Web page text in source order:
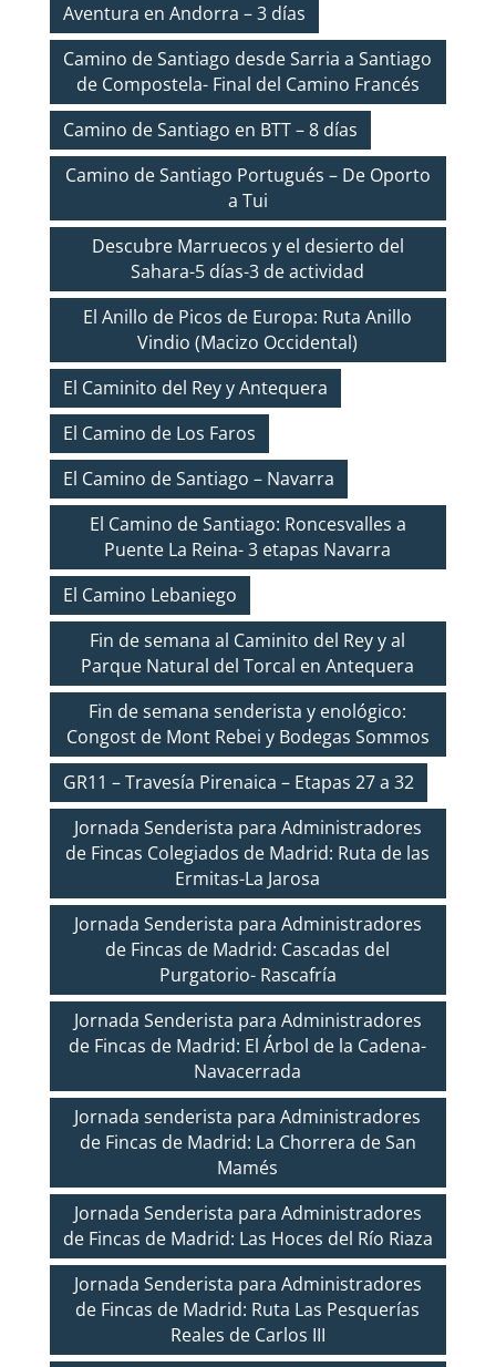
Aventura en Andorra – 3 días
Camino de Santiago desde Sarria a Santiago
de Compostela- Final del Camino Francés
Camino de Santiago en BTT – 8 días
Camino de Santiago Portugués – De Oporto
a Tui
Descubre Marruecos y el desierto del
Sahara-5 días-3 de actividad
El Anillo de Picos de Europa: Ruta Anillo
Vindio (Macizo Occidental)
El Caminito del Rey y Antequera
El Camino de Los Faros
El Camino de Santiago – Navarra
El Camino de Santiago: Roncesvalles a
Puente La Reina- 3 etapas Navarra
El Camino Lebaniego
Fin de semana al Caminito del Rey y al
Parque Natural del Torcal en Antequera
Fin de semana senderista y enológico:
Congost de Mont Rebei y Bodegas Sommos
GR11 – Travesía Pirenaica – Etapas 27 a 32
Jornada Senderista para Administradores
de Fincas Colegiados de Madrid: Ruta de las
Ermitas-La Jarosa
Jornada Senderista para Administradores
de Fincas de Madrid: Cascadas del
Purgatorio- Rascafría
Jornada Senderista para Administradores
de Fincas de Madrid: El Árbol de la Cadena-
Navacerrada
Jornada senderista para Administradores
de Fincas de Madrid: La Chorrera de San
Mamés
Jornada Senderista para Administradores
de Fincas de Madrid: Las Hoces del Río Riaza
Jornada Senderista para Administradores
de Fincas de Madrid: Ruta Las Pesquerías
Reales de Carlos III